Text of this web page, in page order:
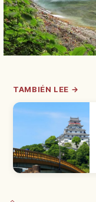
TAMBIÉN LEE →